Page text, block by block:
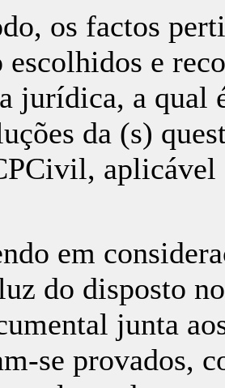
os factos
escolhidos e
jurídica, a qual
da (s)
aplicável
em
do disposto
junta
se provados,